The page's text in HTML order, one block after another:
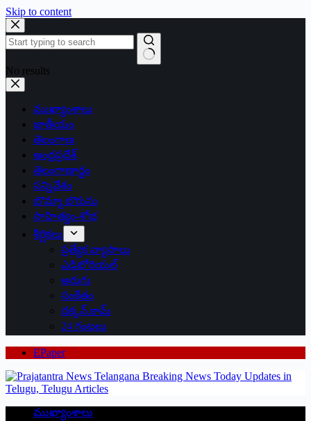
Skip to content
No results
ముఖ్యాంశాలు
జాతీయం
తెలంగాణ
ఆంధ్రప్రదేశ్
తెలంగాణార్థం
సన్నివేశం
బొమ్మా బొరుసు
సాహిత్యం-శోభ
శీర్షికలు
ప్రత్యేక వ్యాసాలు
ఎడిటోరియల్
అరుగు
సంకేతం
దక్కన్.కామ్
24 గంటలు
EPaper
ముఖ్యాంశాలు